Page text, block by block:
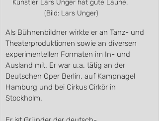
Künstler Lars Unger hat gute Laune.
(Bild: Lars Unger)
Als Bühnenbildner wirkte er an Tanz- und
Theaterproduktionen sowie an diversen
experimentellen Formaten im In- und
Ausland mit. Er war u.a. tätig an der
Deutschen Oper Berlin, auf Kampnagel
Hamburg und bei Cirkus Cirkör in
Stockholm.